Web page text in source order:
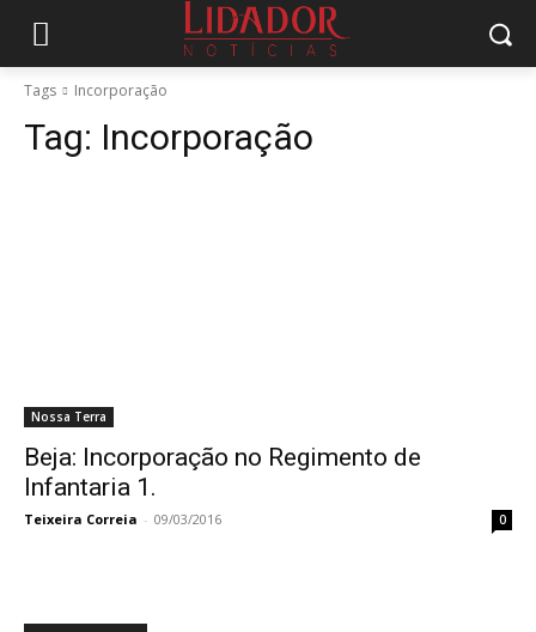
Tags Incorporação
Tag: Incorporação
Nossa Terra
Beja: Incorporação no Regimento de
Infantaria 1.
Teixeira Correia - 09/03/2016 0